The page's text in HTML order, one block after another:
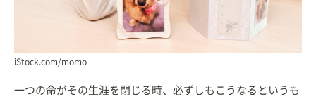
iStock.com/momo
一つの命がその生涯を閉じる時、必ずしもこうなるというも